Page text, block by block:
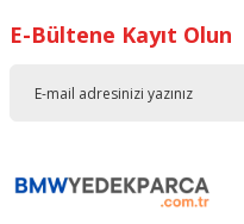
Ürün resmi kalitesiz, bozuk
Bu ürüne benzer farklı
E-Bültene Kayıt Olun